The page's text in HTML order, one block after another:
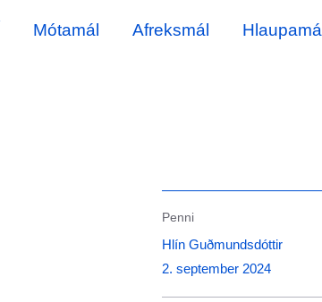
Mótamál Afreksmál Hlaupamál
Penni
Hlín Guðmundsdóttir
2. september 2024